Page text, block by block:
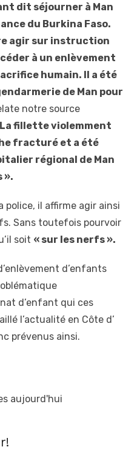
dit séjourner à Man
du Burkina Faso.
agir sur instruction
à un enlèvement
humain. Il a été
de Man pour
notre source
fillette violemment
fracturé et a été
régional de Man
».
police, il affirme agir ainsi
Sans toutefois pourvoir
soit « sur les nerfs ».
d’enfants
d’enfant qui ces
l’actualité en Côte d’
prévenus ainsi.
aujourd'hui